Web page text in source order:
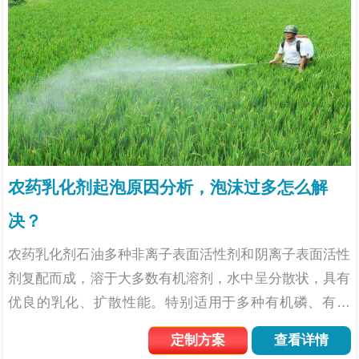
农药乳化剂起泡原因分析，泡沫过多怎么解
决？
农药乳化剂石油多种非离子表面活性剂和阴离子表面活性
剂复配而成，溶于大多数有机溶剂，水中呈分散状，具有
优良的乳化、扩散性能。特别适用于多种有机磷、有机
氣、除虫菊酯和各种除草剂农药乳油的配制，用其配制的
乳油稳定性好，不易发生沉淀、浑浊现象。面对农药乳化
定制方案 查看详情